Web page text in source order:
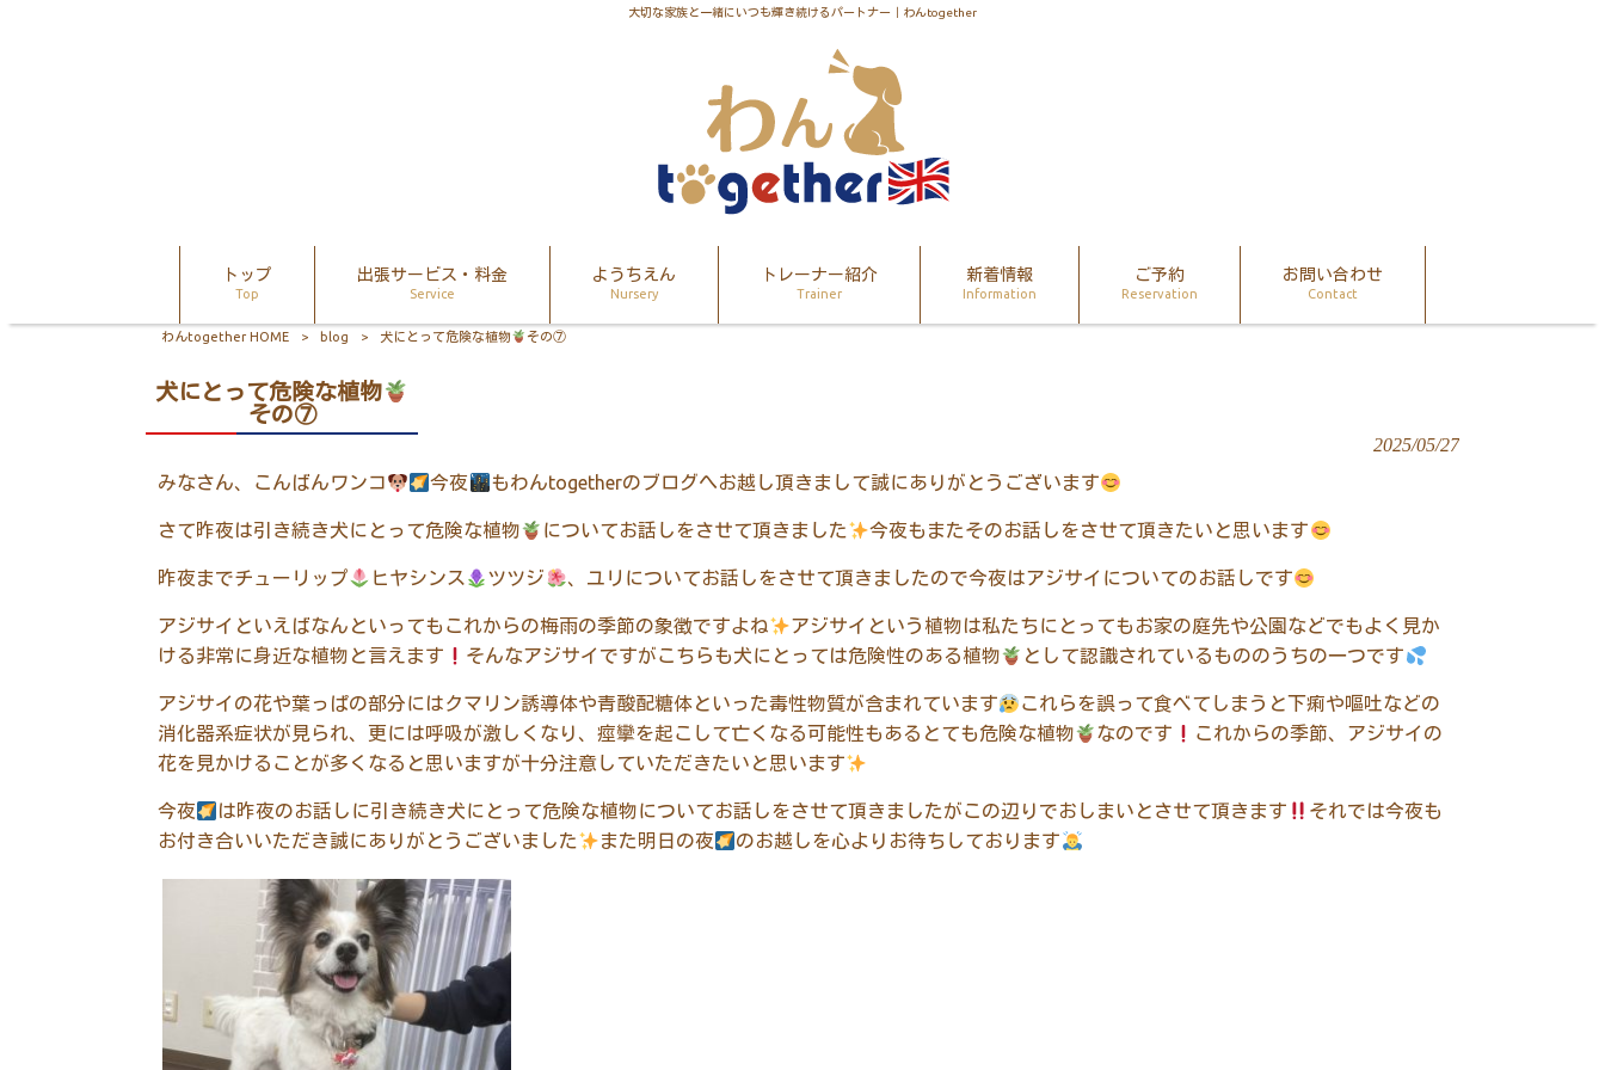
大切な家族と一緒にいつも輝き続けるパートナー｜わんtogether
トップ
Top
出張サービス・料金
Service
ようちえん
Nursery
トレーナー紹介
Trainer
新着情報
Information
ご予約
Reservation
お問い合わせ
Contact
わんtogether HOME > blog > 犬にとって危険な植物 その⑦
犬にとって危険な植物
その⑦
2025/05/27
みなさん、こんばんワンコ 今夜 もわんtogetherのブログへお越し頂きまして誠にありがとうございます
さて昨夜は引き続き犬にとって危険な植物 についてお話しをさせて頂きました 今夜もまたそのお話しをさせて頂きたいと思います
昨夜までチューリップ ヒヤシンス ツツジ 、ユリについてお話しをさせて頂きましたので今夜はアジサイについてのお話しです
アジサイといえばなんといってもこれからの梅雨の季節の象徴ですよね
アジサイという植物は私たちにとってもお家の庭先や公園などでもよく見か
ける非常に身近な植物と言えます
そんなアジサイですがこちらも犬にとっては危険性のある植物 として認識されているもののうちの一つです
アジサイの花や葉っぱの部分にはクマリン誘導体や青酸配糖体といった毒性物質が含まれています
これらを誤って食べてしまうと下痢や嘔吐などの
消化器系症状が見られ、更には呼吸が激しくなり、痙攣を起こして亡くなる可能性もあるとても危険な植物
なのです
これからの季節、アジサイの
花を見かけることが多くなると思いますが十分注意していただきたいと思います
今夜 は昨夜のお話しに引き続き犬にとって危険な植物についてお話しをさせて頂きましたがこの辺りでおしまいとさせて頂きます
それでは今夜も
お付き合いいただき誠にありがとうございました
また明日の夜 のお越しを心よりお待ちしております